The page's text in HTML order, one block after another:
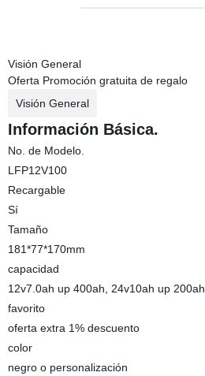
Visión General
Oferta Promoción gratuita de regalo
Visión General
Información Básica.
No. de Modelo.
LFP12V100
Recargable
Sí
Tamaño
181*77*170mm
capacidad
12v7.0ah up 400ah, 24v10ah up 200ah
favorito
oferta extra 1% descuento
color
negro o personalización